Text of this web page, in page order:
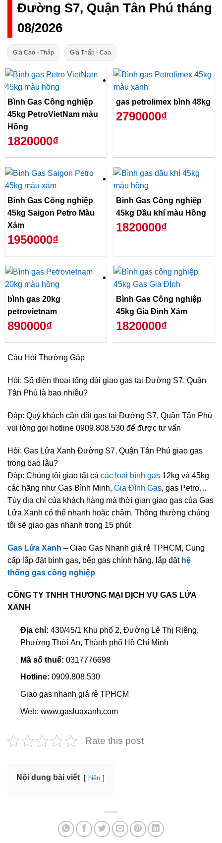
Đường S7, Quận Tân Phú tháng
08/2026
Giá Cao - Thấp Giá Thấp - Cao
Bình Gas Công nghiệp
45kg PetroVietNam màu
Hồng
1820000₫
gas petrolimex bình 48kg
2790000₫
Bình Gas Công nghiệp
45kg Saigon Petro Màu
Xám
1950000₫
Bình Gas Công nghiệp
45kg Dầu khí màu Hồng
1820000₫
bình gas 20kg
petrovietnam
890000₫
Bình Gas Công nghiệp
45kg Gia Đình Xám
1820000₫
Câu Hỏi Thường Gặp
Hỏi: Số điện thoại tổng đài giao gas tại Đường S7, Quận
Tân Phú là bao nhiêu?
Đáp: Quý khách cần đặt gas tại Đường S7, Quận Tân Phú
vui lòng gọi hotline 0909.808.530 để được tư vấn
Hỏi: Gas Lửa Xanh Đường S7, Quận Tân Phú giao gas
trong bao lâu?
Đáp: Chúng tôi giao tất cả các loại bình gas 12kg và 45kg
các hãng như Gas Bình Minh, Gia Đình Gas, gas Petro…
Tùy địa chỉ của khách hàng mà thời gian giao gas của Gas
Lửa Xanh có thể nhanh hoặc chậm. Thông thường chúng
tôi sẽ giao gas nhanh trong 15 phút
Gas Lửa Xanh – Giao Gas Nhanh giá rẻ TPHCM, Cung
cấp lắp đặt bình gas, bếp gas chính hãng, lắp đặt hệ
thống gas công nghiệp
CÔNG TY TNHH THƯƠNG MẠI DỊCH VỤ GAS LỬA
XANH
Địa chỉ: 430/45/1 Khu phố 2, Đường Lê Thị Riêng,
Phường Thới An, Thành phố Hồ Chí Minh
Mã số thuế: 0317776698
Hotline: 0909.808.530
Giao gas nhanh giá rẻ TPHCM
Web: www.gasluaxanh.com
Rate this post
Nội dung bài viết hiện